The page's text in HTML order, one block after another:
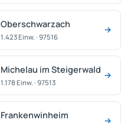
Oberschwarzach
1.423 Einw. · 97516
Michelau im Steigerwald
1.178 Einw. · 97513
Frankenwinheim